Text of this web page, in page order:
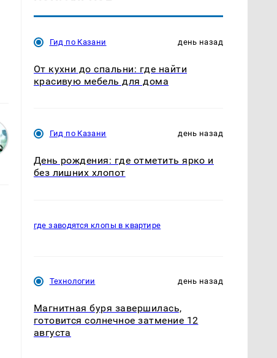
Гид по Казани день назад
От кухни до спальни: где найти
красивую мебель для дома
Гид по Казани день назад
День рождения: где отметить ярко и
без лишних хлопот
где заводятся клопы в квартире
Технологии день назад
Магнитная буря завершилась,
готовится солнечное затмение 12
августа